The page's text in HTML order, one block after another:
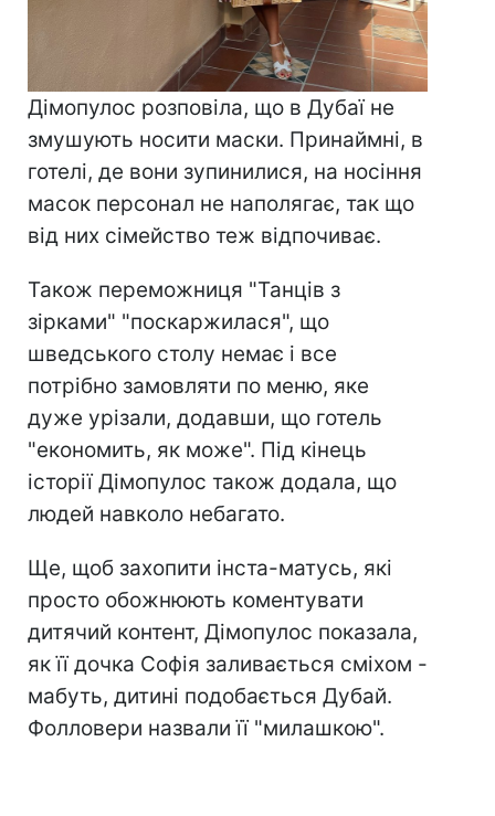
Дімопулос розповіла, що в Дубаї не
змушують носити маски. Принаймні, в
готелі, де вони зупинилися, на носіння
масок персонал не наполягає, так що
від них сімейство теж відпочиває.
Також переможниця "Танців з
зірками" "поскаржилася", що
шведського столу немає і все
потрібно замовляти по меню, яке
дуже урізали, додавши, що готель
"економить, як може". Під кінець
історії Дімопулос також додала, що
людей навколо небагато.
Ще, щоб захопити інста-матусь, які
просто обожнюють коментувати
дитячий контент, Дімопулос показала,
як її дочка Софія заливається сміхом -
мабуть, дитині подобається Дубай.
Фолловери назвали її "милашкою".